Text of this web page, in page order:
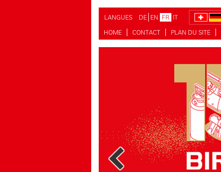
LANGUES DE EN FR IT
HOME
CONTACT PLAN DU SITE